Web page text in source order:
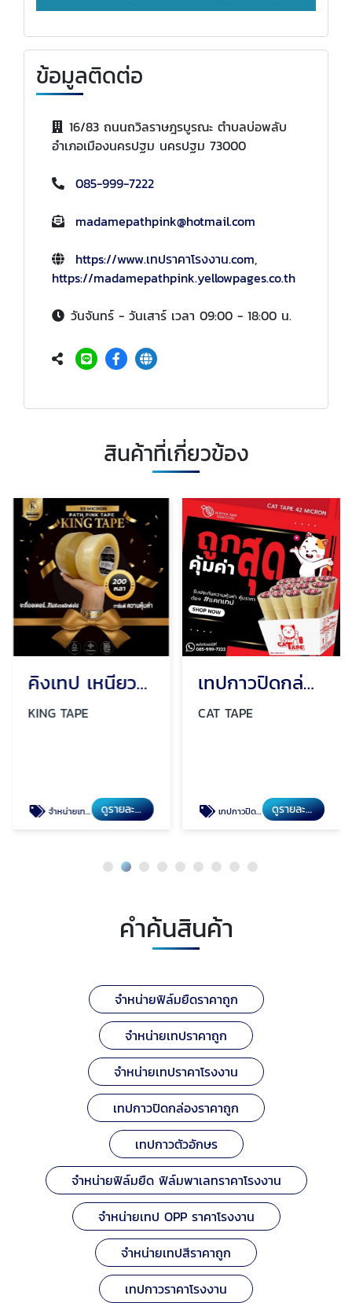
ข้อมูลติดต่อ
16/83 ถนนถวิลราษฎรบูรณะ ตำบลบ่อพลับ
อำเภอเมืองนครปฐม นครปฐม 73000
085-999-7222
madamepathpink@hotmail.com
https://www.เทปราคาโรงงาน.com,
https://madamepathpink.yellowpages.co.th
วันจันทร์ - วันเสาร์ เวลา 09:00 - 18:00 น.
สินค้าที่เกี่ยวข้อง
คิงเทป เหนียวสุด 53 ไมครอน เกรดพรีเมียม
KING TAPE
จำหน่ายเทปราคาโรงงาน ดูรายละเอียด
เทปกาวปิดกล่องราคาถูก ตรา CAT TAPE รุ่นประหยัดต้นทุน
CAT TAPE
เทปกาวปิดกล่องราคาถูก ดูรายละเอียด
คำค้นสินค้า
จำหน่ายฟิล์มยืดราคาถูก
จำหน่ายเทปราคาถูก
จำหน่ายเทปราคาโรงงาน
เทปกาวปิดกล่องราคาถูก
เทปกาวตัวอักษร
จำหน่ายฟิล์มยืด ฟิล์มพาเลทราคาโรงงาน
จำหน่ายเทป OPP ราคาโรงงาน
จำหน่ายเทปสีราคาถูก
เทปกาวราคาโรงงาน